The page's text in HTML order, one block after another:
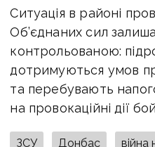
Ситуація в районі
Об’єднаних сил
контрольованою:
дотримуються умов
та перебувають
на провокаційні дії
ЗСУ Донбас війна